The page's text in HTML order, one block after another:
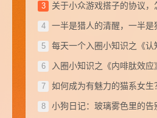
关于小众游戏搭子的协议，怎么写
一半是猎人的清醒，一半是猎物的
每天一个入圈小知识之《认知失调
入圈小知识之《内啡肽效应
如何成为有魅力的猫系女生
小狗日记：玻璃雾色里的告